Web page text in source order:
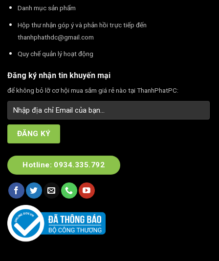
Danh mục sản phẩm
Hộp thư nhận góp ý và phản hồi trực tiếp đến
thanhphathdc@gmail.com
Quy chế quản lý hoạt động
Đăng ký nhận tin khuyến mại
để không bỏ lỡ cơ hội mua sắm giá rẻ nào tại ThanhPhatPC:
Hotline: 0934.335.792